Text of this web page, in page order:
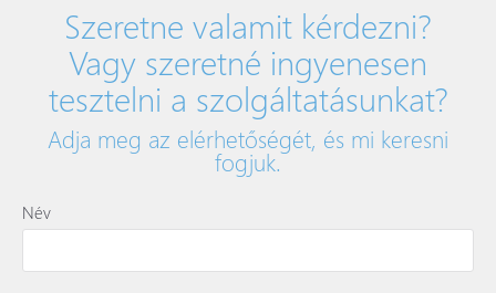
Szeretne valamit kérdezni?
Vagy szeretné ingyenesen
tesztelni a szolgáltatásunkat?
Adja meg az elérhetőségét, és mi keresni
fogjuk.
Név